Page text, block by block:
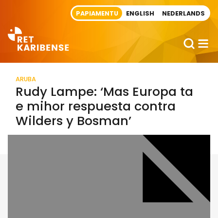
PAPIAMENTU ENGLISH NEDERLANDS
ARUBA
Rudy Lampe: ‘Mas Europa ta
e mihor respuesta contra
Wilders y Bosman’